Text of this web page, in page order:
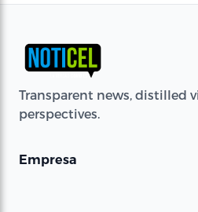
Transparent news, distilled
perspectives.
Empresa